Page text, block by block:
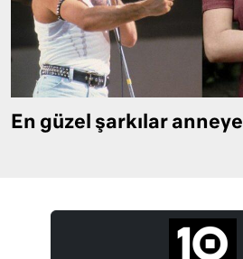
En güzel şarkılar anneye